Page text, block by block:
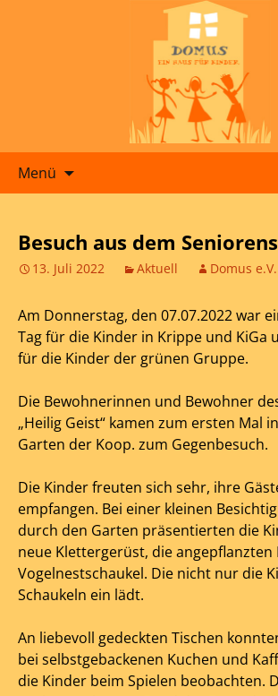
Menü
Besuch aus dem
13. Juli 2022 Aktuell Domus
Am Donnerstag, den 07.07.2022 war
Tag für die Kinder in Krippe und KiGa
für die Kinder der grünen Gruppe.
Die Bewohnerinnen und Bewohner
„Heilig Geist“ kamen zum ersten Mal
Garten der Koop. zum Gegenbesuch.
Die Kinder freuten sich sehr, ihre
empfangen. Bei einer kleinen
durch den Garten präsentierten die
neue Klettergerüst, die
Vogelnestschaukel. Die nicht nur die
Schaukeln ein lädt.
An liebevoll gedeckten Tischen
bei selbstgebackenen Kuchen und
die Kinder beim Spielen beobachten.